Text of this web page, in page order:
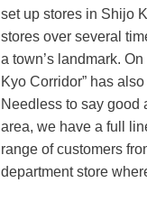
set up stores in Shijo
stores over several
a town’s landmark.
Kyo Corridor” has
Needless to say good
area, we have a full
range of customers
department store